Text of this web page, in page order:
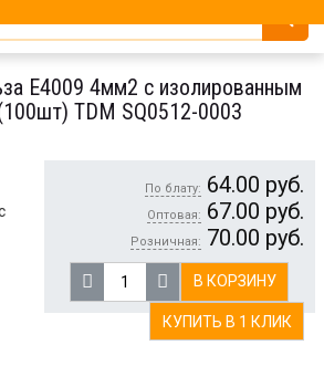
Е4009 4мм2 с изолированным
TDM SQ0512-0003
По блату: 64.00 руб.
Оптовая: 67.00 руб.
Розничная: 70.00 руб.
В КОРЗИНУ
КУПИТЬ В 1 КЛИК